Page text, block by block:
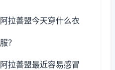
阿拉善盟今天穿什么衣
服？
阿拉善盟最近容易感冒